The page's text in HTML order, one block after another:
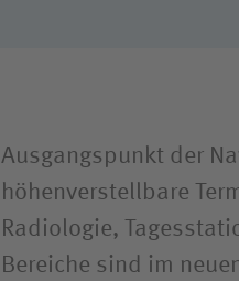
Ausgangspunkt der
höhenverstellbare
Radiologie,
Bereiche sind im